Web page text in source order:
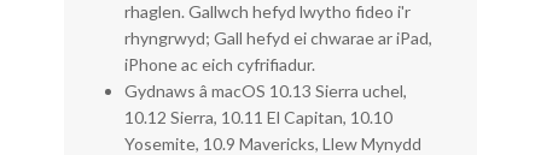
rhaglen. Gallwch hefyd lwytho fideo i'r
rhyngrwyd; Gall hefyd ei chwarae ar iPad,
iPhone ac eich cyfrifiadur.
Gydnaws â macOS 10.13 Sierra uchel,
10.12 Sierra, 10.11 El Capitan, 10.10
Yosemite, 10.9 Mavericks, Llew Mynydd